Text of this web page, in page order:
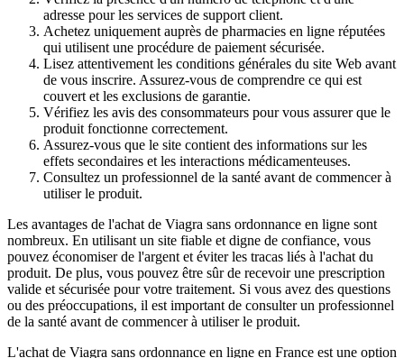
adresse pour les services de support client.
Achetez uniquement auprès de pharmacies en ligne réputées
qui utilisent une procédure de paiement sécurisée.
Lisez attentivement les conditions générales du site Web avant
de vous inscrire. Assurez-vous de comprendre ce qui est
couvert et les exclusions de garantie.
Vérifiez les avis des consommateurs pour vous assurer que le
produit fonctionne correctement.
Assurez-vous que le site contient des informations sur les
effets secondaires et les interactions médicamenteuses.
Consultez un professionnel de la santé avant de commencer à
utiliser le produit.
Les avantages de l'achat de Viagra sans ordonnance en ligne sont
nombreux. En utilisant un site fiable et digne de confiance, vous
pouvez économiser de l'argent et éviter les tracas liés à l'achat du
produit. De plus, vous pouvez être sûr de recevoir une prescription
valide et sécurisée pour votre traitement. Si vous avez des questions
ou des préoccupations, il est important de consulter un professionnel
de la santé avant de commencer à utiliser le produit.
L'achat de Viagra sans ordonnance en ligne en France est une option